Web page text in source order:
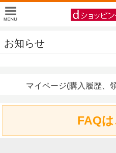
お知らせ
マイページ(購入履歴、
FAQ